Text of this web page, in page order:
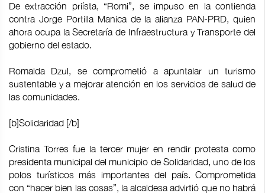
De extracción priísta, “Romi”, se impuso en la contienda
contra Jorge Portilla Manica de la alianza PAN-PRD, quien
ahora ocupa la Secretaría de Infraestructura y Transporte del
gobierno del estado.
Romalda Dzul, se comprometió a apuntalar un turismo
sustentable y a mejorar atención en los servicios de salud de
las comunidades.
[b]Solidaridad [/b]
Cristina Torres fue la tercer mujer en rendir protesta como
presidenta municipal del municipio de Solidaridad, uno de los
polos turísticos más importantes del país. Comprometida
con “hacer bien las cosas”, la alcaldesa advirtió que no habrá